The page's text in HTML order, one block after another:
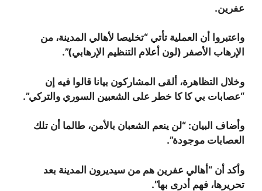
عفرين.
واعتبروا أن العملية تأتي “تخليصا لأهالي المدينة، من
الإرهاب الأصفر (لون أعلام التنظيم الإرهابي)”.
وخلال التظاهرة، ألقى المشاركون بيانا قالوا فيه إن
“عصابات بي كا كا خطر على الشعبين السوري والتركي”.
وأضاف البيان: “لن ينعم الشعبان بالأمن، طالما أن تلك
العصابات موجودة”.
وأكد أن “أهالي عفرين هم من سيديرون المدينة بعد
تحريرها، فهم أدرى بها”.